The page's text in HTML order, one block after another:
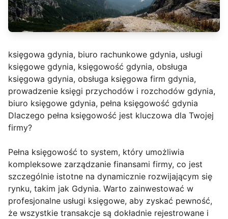
księgowa gdynia, biuro rachunkowe gdynia, usługi
księgowe gdynia, księgowość gdynia, obsługa
księgowa gdynia, obsługa księgowa firm gdynia,
prowadzenie księgi przychodów i rozchodów gdynia,
biuro księgowe gdynia, pełna księgowość gdynia
Dlaczego pełna księgowość jest kluczowa dla Twojej
firmy?
Pełna księgowość to system, który umożliwia
kompleksowe zarządzanie finansami firmy, co jest
szczególnie istotne na dynamicznie rozwijającym się
rynku, takim jak Gdynia. Warto zainwestować w
profesjonalne usługi księgowe, aby zyskać pewność,
że wszystkie transakcje są dokładnie rejestrowane i